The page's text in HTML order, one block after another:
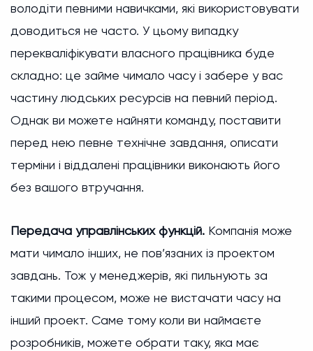
володіти певними навичками, які використовувати
доводиться не часто. У цьому випадку
перекваліфікувати власного працівника буде
складно: це займе чимало часу і забере у вас
частину людських ресурсів на певний період.
Однак ви можете найняти команду, поставити
перед нею певне технічне завдання, описати
терміни і віддалені працівники виконають його
без вашого втручання.
Передача управлінських функцій. Компанія може
мати чимало інших, не пов’язаних із проектом
завдань. Тож у менеджерів, які пильнують за
такими процесом, може не вистачати часу на
інший проект. Саме тому коли ви наймаєте
розробників, можете обрати таку, яка має